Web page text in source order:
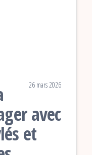
26 mars 2026
avec
et